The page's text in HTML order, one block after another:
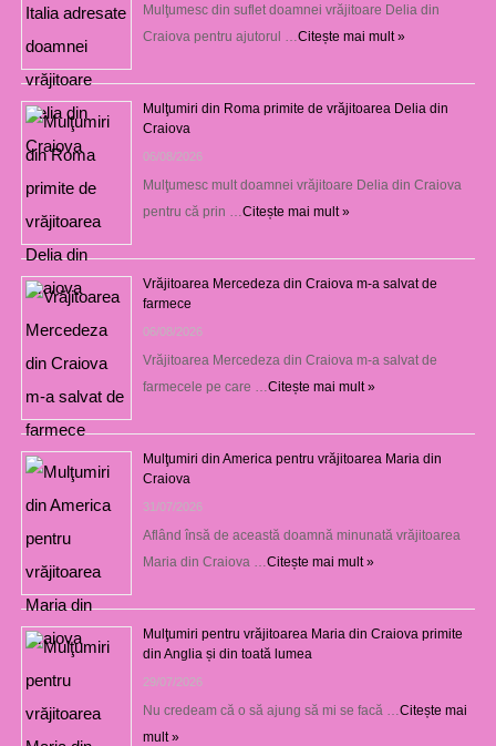
Mulţumesc din suflet doamnei vrăjitoare Delia din
Craiova pentru ajutorul … Citește mai mult »
Mulţumiri din Roma primite de vrăjitoarea Delia din
Craiova
06/08/2026
Mulţumesc mult doamnei vrăjitoare Delia din Craiova
pentru că prin … Citește mai mult »
Vrăjitoarea Mercedeza din Craiova m-a salvat de
farmece
06/08/2026
Vrăjitoarea Mercedeza din Craiova m-a salvat de
farmecele pe care … Citește mai mult »
Mulţumiri din America pentru vrăjitoarea Maria din
Craiova
31/07/2026
Aflând însă de această doamnă minunată vrăjitoarea
Maria din Craiova … Citește mai mult »
Mulţumiri pentru vrăjitoarea Maria din Craiova primite
din Anglia și din toată lumea
29/07/2026
Nu credeam că o să ajung să mi se facă … Citește mai
mult »